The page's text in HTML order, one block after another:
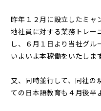
昨年１２月に設立したミャ
地社員に対する業務トレー
し、６月１日より当社グル
いよいよ本稼働をいたしま
又、同時並行して、同社の
ての日本語教育も４月後半